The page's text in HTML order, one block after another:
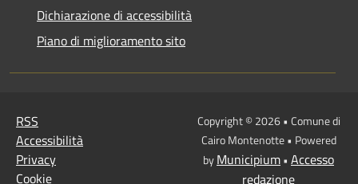
Dichiarazione di accessibilità
Piano di miglioramento sito
RSS
Accessibilità
Privacy
Cookie
Copyright © 2026 • Comune di
Cairo Montenotte • Powered
byMunicipium• Accesso
redazione